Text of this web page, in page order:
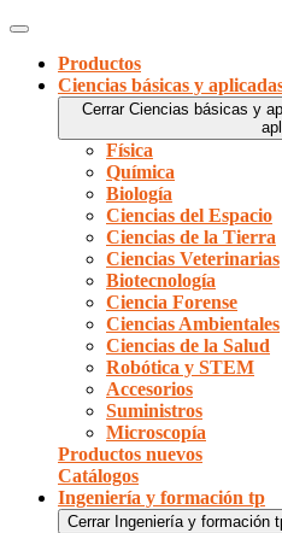
Productos
Ciencias básicas y
Cerrar Ciencias básicas y
Física
Química
Biología
Ciencias del Espacio
Ciencias de la Tierra
Ciencias Veterinarias
Biotecnología
Ciencia Forense
Ciencias Ambientales
Ciencias de la Salud
Robótica y STEM
Accesorios
Suministros
Microscopía
Productos nuevos
Catálogos
Ingeniería y formación tp
Cerrar Ingeniería y formación